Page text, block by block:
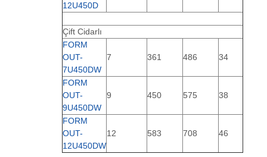
12U450D
Çift Cidarlı
FORM
OUT-
7U450DW
7 361 486 34
FORM
OUT-
9U450DW
9 450 575 38
FORM
OUT-
12U450DW
12 583 708 46